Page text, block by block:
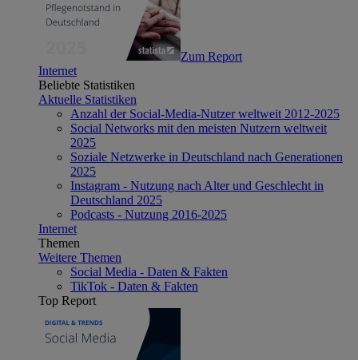
Zum Report
Internet
Beliebte Statistiken
Aktuelle Statistiken
Anzahl der Social-Media-Nutzer weltweit 2012-2025
Social Networks mit den meisten Nutzern weltweit
2025
Soziale Netzwerke in Deutschland nach Generationen
2025
Instagram - Nutzung nach Alter und Geschlecht in
Deutschland 2025
Podcasts - Nutzung 2016-2025
Internet
Themen
Weitere Themen
Social Media - Daten & Fakten
TikTok - Daten & Fakten
Top Report